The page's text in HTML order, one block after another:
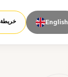
English خريطة